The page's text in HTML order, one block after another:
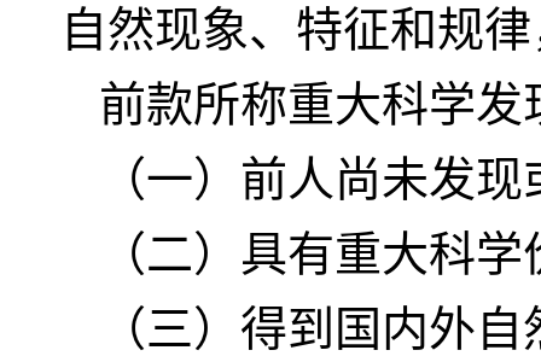
自然现象、特征和规
前款所称重大科学
（一）前人尚未发
（二）具有重大科
（三）得到国内外